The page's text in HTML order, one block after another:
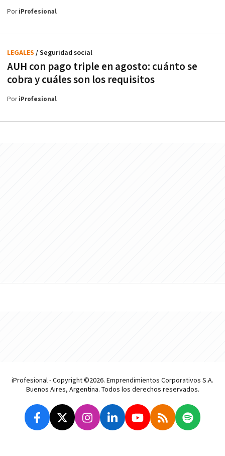
PoriProfesional
AUH con pago triple en agosto: cuánto se
cobra y cuáles son los requisitos
LEGALES / Seguridad social
PoriProfesional
iProfesional - Copyright ©2026. Emprendimientos Corporativos S.A.
Buenos Aires, Argentina. Todos los derechos reservados.